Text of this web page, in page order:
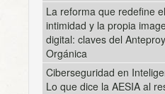
La reforma que redefine
intimidad y la propia
digital: claves del
Orgánica
Ciberseguridad en
Lo que dice la AESIA al